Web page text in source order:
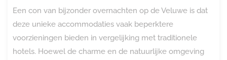
Een con van bijzonder overnachten op de Veluwe is dat
deze unieke accommodaties vaak beperktere
voorzieningen bieden in vergelijking met traditionele
hotels. Hoewel de charme en de natuurlijke omgeving